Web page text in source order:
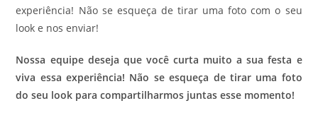
experiência! Não se esqueça de tirar uma foto com o seu
look e nos enviar!
Nossa equipe deseja que você curta muito a sua festa e
viva essa experiência! Não se esqueça de tirar uma foto
do seu look para compartilharmos juntas esse momento!